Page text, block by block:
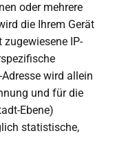
oder mehrere
die Ihrem Gerät
IP-
wird allein
und für die
Ebene)
statistische,